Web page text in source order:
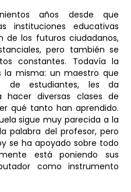
años desde que
instituciones educativas
de los futuros ciudadanos,
pero también se
constantes. Todavía la
la misma: un maestro que
de estudiantes, les da
diversas clases de
qué tanto han aprendido.
sigue muy parecida a la
palabra del profesor, pero
se ha apoyado sobre todo
está poniendo sus
como instrumento